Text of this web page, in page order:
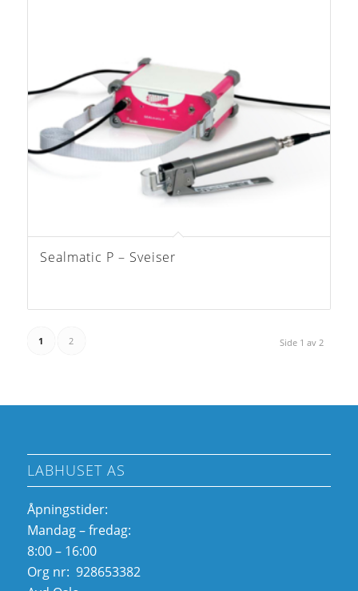
Sealmatic P – Sveiser
Side 1 av 2
1 2
LABHUSET AS
Åpningstider:
Mandag – fredag:
8:00 – 16:00
Org nr: 928653382